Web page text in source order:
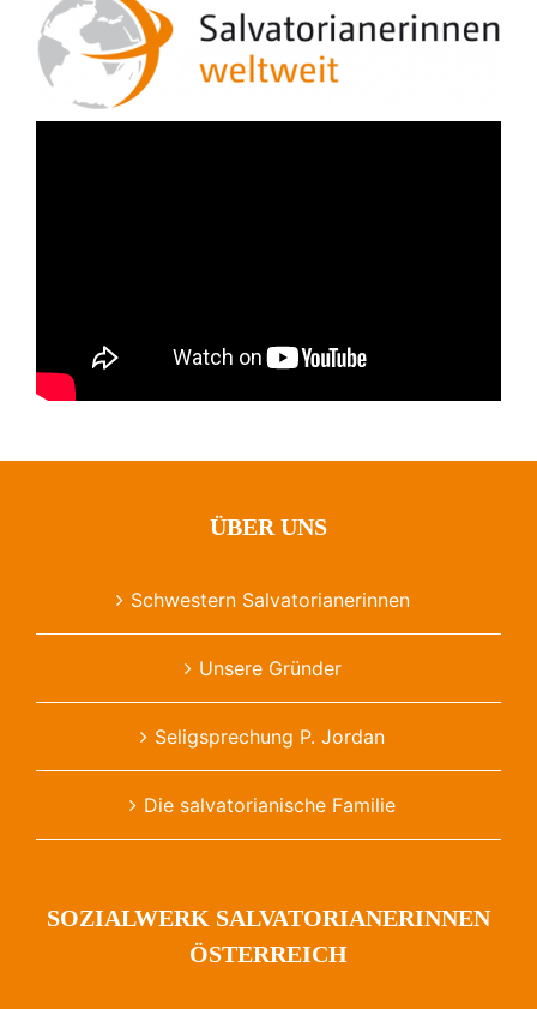
ÜBER UNS
Schwestern Salvatorianerinnen
Unsere Gründer
Seligsprechung P. Jordan
Die salvatorianische Familie
SOZIALWERK SALVATORIANERINNEN
ÖSTERREICH